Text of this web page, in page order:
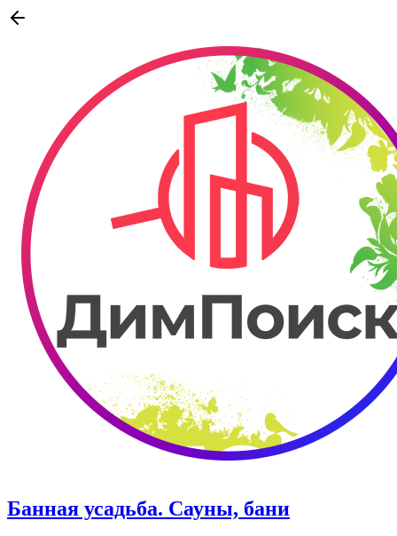
Банная усадьба. Сауны, бани